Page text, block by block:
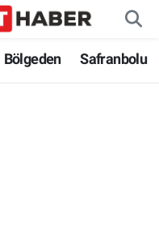
Bölgeden Safranbolu